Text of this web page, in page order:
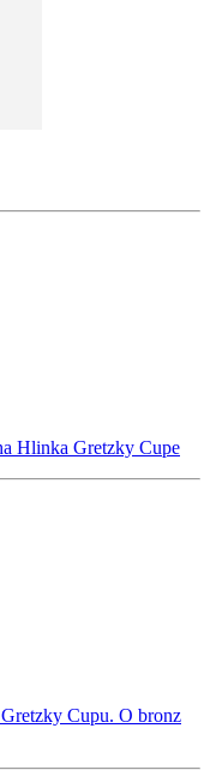
Hlinka Gretzky Cupe
Cupu. O bronz